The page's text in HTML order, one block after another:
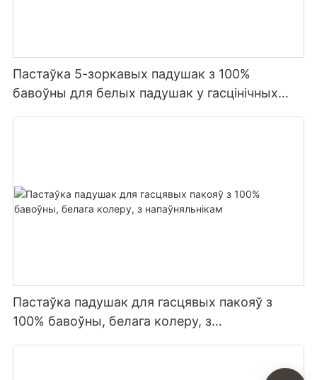
Пастаўка 5-зоркавых падушак з 100%
бавоўны для белых падушак у гасцінічных
Пастаўка падушак для гасцявых пакояў з
100% бавоўны, белага колеру, з